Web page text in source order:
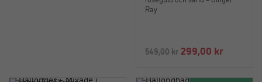
Ray
549,00kr Det
299,00 krDet